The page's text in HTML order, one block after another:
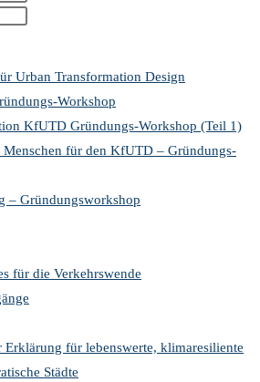
the
search
panel.
close
the
search
panel.
Urban Transformation Design
Workshop
KfUTD Gründungs-Workshop (Teil 1)
Menschen für den KfUTD – Gründungs-
– Gründungsworkshop
für die Verkehrswende
Erklärung für lebenswerte, klimaresiliente
Städte